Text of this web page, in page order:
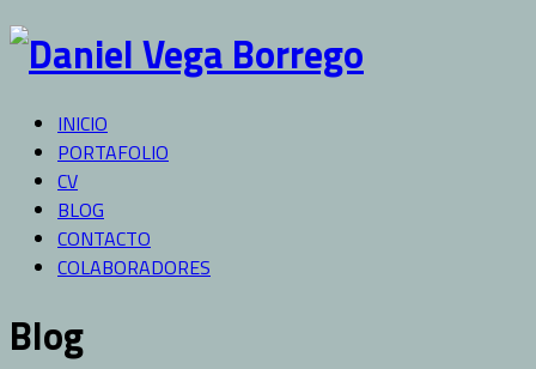
INICIO
PORTAFOLIO
CV
BLOG
CONTACTO
COLABORADORES
Blog